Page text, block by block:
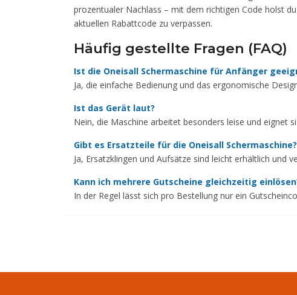
prozentualer Nachlass – mit dem richtigen Code holst
aktuellen Rabattcode zu verpassen.
Häufig gestellte Fragen (FAQ)
Ist die Oneisall Schermaschine für Anfänger
Ja, die einfache Bedienung und das ergonomische
Ist das Gerät laut?
Nein, die Maschine arbeitet besonders leise und eignet
Gibt es Ersatzteile für die Oneisall Schermaschine?
Ja, Ersatzklingen und Aufsätze sind leicht erhältlich und
Kann ich mehrere Gutscheine gleichzeitig
In der Regel lässt sich pro Bestellung nur ein